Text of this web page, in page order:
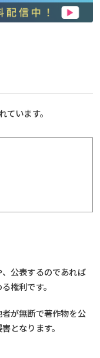
います。
公表するのであれば
権利です。
が無断で著作物を公
となります。